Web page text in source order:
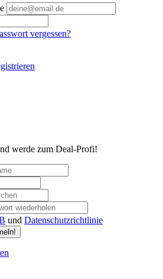
vergessen?
werde zum Deal-Profi!
und Datenschutzrichtlinie